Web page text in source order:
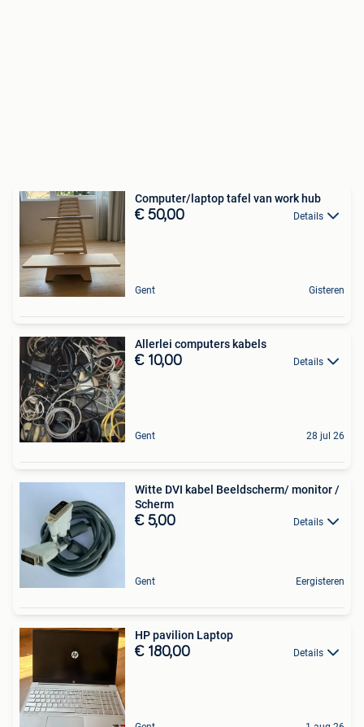
Computer/laptop tafel van work hub
€ 50,00 Details
Gent Gisteren
Allerlei computers kabels
€ 10,00 Details
Gent 28 jul 26
Witte DVI kabel Beeldscherm/ monitor /
Scherm
€ 5,00 Details
Gent Eergisteren
HP pavilion Laptop
€ 180,00 Details